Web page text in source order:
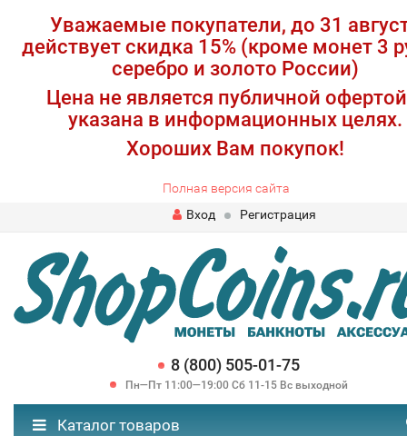
Уважаемые покупатели, до 31
действует скидка 15% (кроме монет 3
серебро и золото России)
Цена не является публичной
указана в информационных целях.
Хороших Вам покупок!
Полная версия сайта
Вход
Регистрация
8 (800) 505-01-75
Пн—Пт 11:00—19:00 Сб 11-15 Вс выходной
Каталог товаров